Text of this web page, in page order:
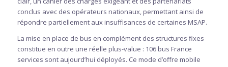
conclus avec des opérateurs nationaux, permettant ainsi de
répondre partiellement aux insuffisances de certaines MSAP.
La mise en place de bus en complément des structures fixes
constitue en outre une réelle plus-value : 106 bus France
services sont aujourd’hui déployés. Ce mode d’offre mobile